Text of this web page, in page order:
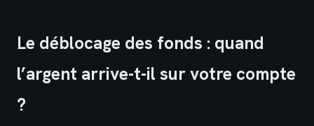
Le déblocage des fonds : quand
l’argent arrive-t-il sur votre compte
?